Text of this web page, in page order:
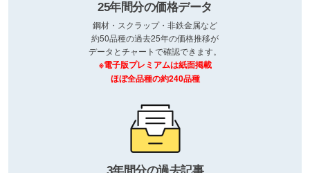
25年間分の価格データ
鋼材・スクラップ・非鉄金属など
約50品種の過去25年の価格推移が
データとチャートで確認できます。
※電子版プレミアムは紙面掲載
ほぼ全品種の約240品種
3年間分の過去記事